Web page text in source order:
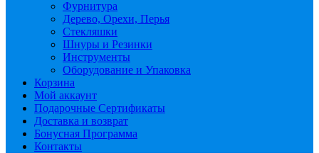
Фурнитура
Дерево, Орехи, Перья
Стекляшки
Шнуры и Резинки
Инструменты
Оборудование и Упаковка
Корзина
Мой аккаунт
Подарочные Сертификаты
Доставка и возврат
Бонусная Программа
Контакты